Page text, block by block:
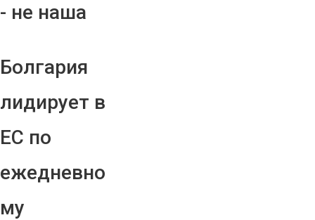
- не наша
Болгария
лидирует в
ЕС по
ежедневно
му